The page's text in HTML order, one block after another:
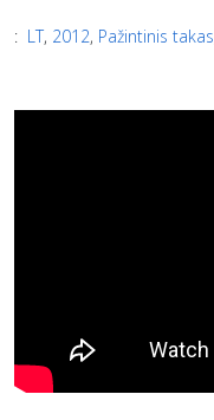
: LT, 2012, Pažintinis takas